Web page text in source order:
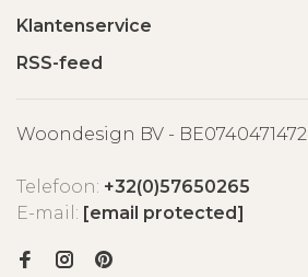
Klantenservice
RSS-feed
Woondesign BV - BE0740471472
Telefoon: +32(0)57650265
E-mail: [email protected]